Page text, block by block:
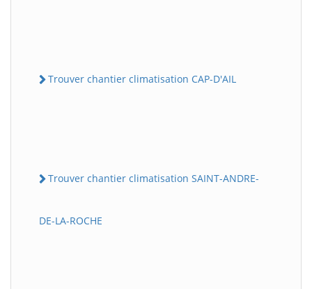
Trouver chantier climatisation CAP-D'AIL
Trouver chantier climatisation SAINT-ANDRE-
DE-LA-ROCHE